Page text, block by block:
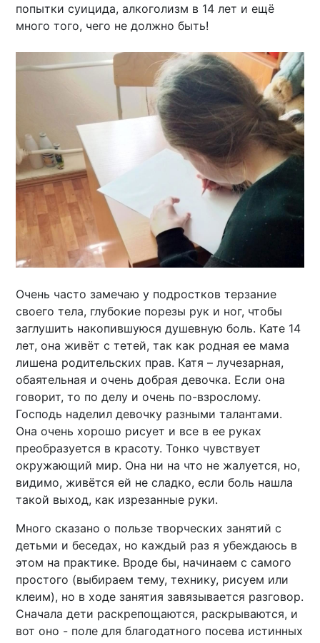
попытки суицида, алкоголизм в 14 лет и ещё
много того, чего не должно быть!
Очень часто замечаю у подростков терзание
своего тела, глубокие порезы рук и ног, чтобы
заглушить накопившуюся душевную боль. Кате 14
лет, она живёт с тетей, так как родная ее мама
лишена родительских прав. Катя – лучезарная,
обаятельная и очень добрая девочка. Если она
говорит, то по делу и очень по-взрослому.
Господь наделил девочку разными талантами.
Она очень хорошо рисует и все в ее руках
преобразуется в красоту. Тонко чувствует
окружающий мир. Она ни на что не жалуется, но,
видимо, живётся ей не сладко, если боль нашла
такой выход, как изрезанные руки.
Много сказано о пользе творческих занятий с
детьми и беседах, но каждый раз я убеждаюсь в
этом на практике. Вроде бы, начинаем с самого
простого (выбираем тему, технику, рисуем или
клеим), но в ходе занятия завязывается разговор.
Сначала дети раскрепощаются, раскрываются, и
вот оно - поле для благодатного посева истинных